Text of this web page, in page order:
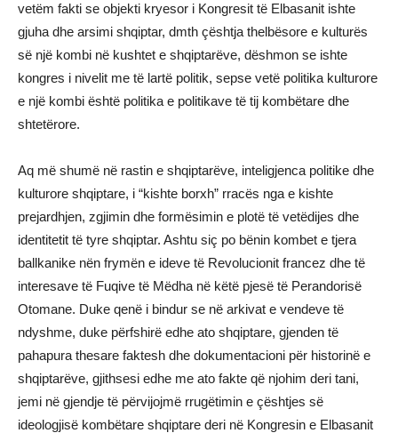
vetëm fakti se objekti kryesor i Kongresit të Elbasanit ishte
gjuha dhe arsimi shqiptar, dmth çështja thelbësore e kulturës
së një kombi në kushtet e shqiptarëve, dëshmon se ishte
kongres i nivelit me të lartë politik, sepse vetë politika kulturore
e një kombi është politika e politikave të tij kombëtare dhe
shtetërore.
Aq më shumë në rastin e shqiptarëve, inteligjenca politike dhe
kulturore shqiptare, i “kishte borxh” rracës nga e kishte
prejardhjen, zgjimin dhe formësimin e plotë të vetëdijes dhe
identitetit të tyre shqiptar. Ashtu siç po bënin kombet e tjera
ballkanike nën frymën e ideve të Revolucionit francez dhe të
interesave të Fuqive të Mëdha në këtë pjesë të Perandorisë
Otomane. Duke qenë i bindur se në arkivat e vendeve të
ndyshme, duke përfshirë edhe ato shqiptare, gjenden të
pahapura thesare faktesh dhe dokumentacioni për historinë e
shqiptarëve, gjithsesi edhe me ato fakte që njohim deri tani,
jemi në gjendje të përvijojmë rrugëtimin e çështjes së
ideologjisë kombëtare shqiptare deri në Kongresin e Elbasanit